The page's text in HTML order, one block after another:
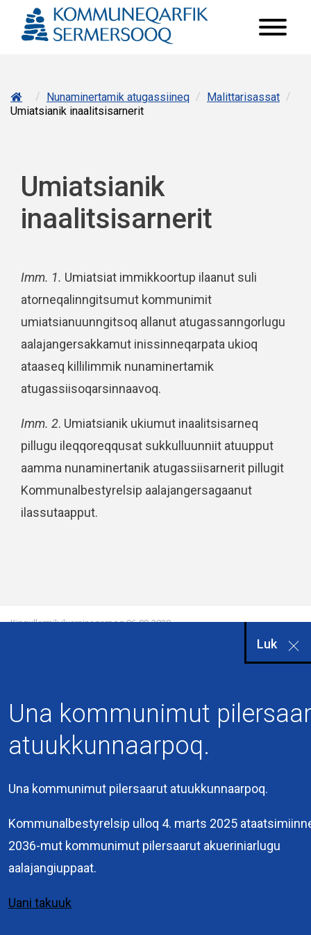
/ Nunaminertamik atugassiineq / Malittarisassat /
Umiatsianik inaalitsisarnerit
Umiatsianik
inaalitsisarnerit
Imm. 1. Umiatsiat immikkoortup ilaanut suli
atorneqalinngitsumut kommunimit
umiatsianuunngitsoq allanut atugassanngorlugu
aalajangersakkamut inissinneqarpata ukioq
ataaseq killilimmik nunaminertamik
atugassiisoqarsinnaavoq.
Imm. 2. Umiatsianik ukiumut inaalitsisarneq
pillugu ileqqoreqqusat sukkulluunniit atuupput
aamma nunaminertanik atugassiisarnerit pillugit
Kommunalbestyrelsip aalajangersagaanut
ilassutaapput.
Luk
Una kommunimut
atuukkunnaarpoq.
Una kommunimut pilersaarut atuukkunnaarpoq.
Kommunalbestyrelsip ulloq 4. marts 2025
2036-mut kommunimut pilersaarut akueriniarlugu
aalajangiuppaat.
Uani takuuk
Kingullermik iluarsineqarpoq06-08-2020
Kommuneqarfik
Sermersooq
Kuussuaq 2
3900 Nuuk